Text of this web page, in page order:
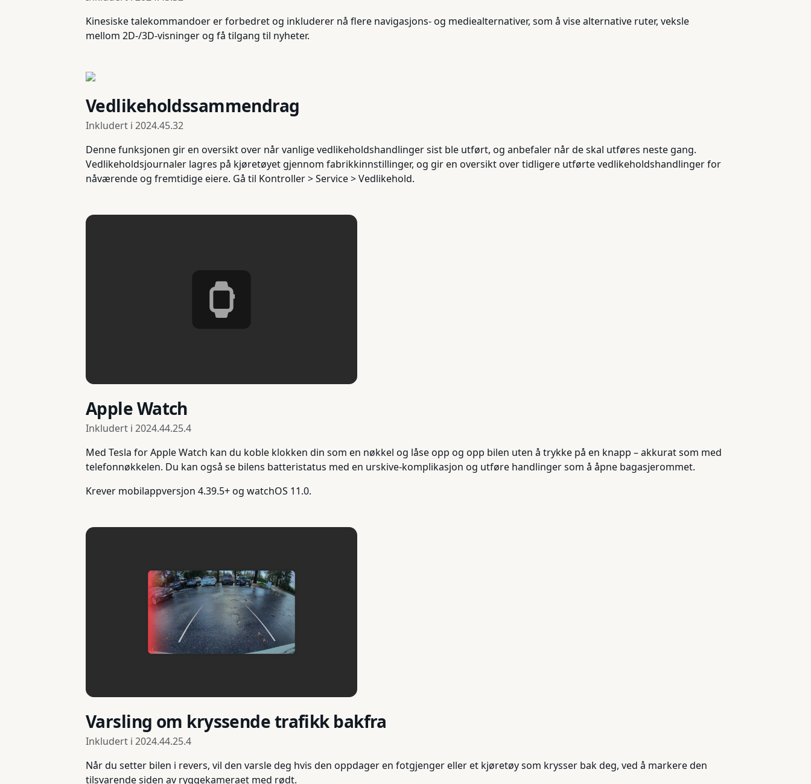
Kinesiske talekommandoer er forbedret og inkluderer nå flere navigasjons- og mediealternativer, som å vise alternative ruter, veksle
mellom 2D-/3D-visninger og få tilgang til nyheter.
Vedlikeholdssammendrag
Inkludert i 2024.45.32
Denne funksjonen gir en oversikt over når vanlige vedlikeholdshandlinger sist ble utført, og anbefaler når de skal utføres neste gang.
Vedlikeholdsjournaler lagres på kjøretøyet gjennom fabrikkinnstillinger, og gir en oversikt over tidligere utførte vedlikeholdshandlinger for
nåværende og fremtidige eiere. Gå til Kontroller > Service > Vedlikehold.
Apple Watch
Inkludert i 2024.44.25.4
Med Tesla for Apple Watch kan du koble klokken din som en nøkkel og låse opp og opp bilen uten å trykke på en knapp – akkurat som med
telefonnøkkelen. Du kan også se bilens batteristatus med en urskive-komplikasjon og utføre handlinger som å åpne bagasjerommet.
Krever mobilappversjon 4.39.5+ og watchOS 11.0.
Varsling om kryssende trafikk bakfra
Inkludert i 2024.44.25.4
Når du setter bilen i revers, vil den varsle deg hvis den oppdager en fotgjenger eller et kjøretøy som krysser bak deg, ved å markere den
tilsvarende siden av ryggekameraet med rødt.